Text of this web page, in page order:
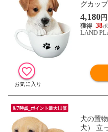
グカッ
ア 子犬
動物 ア
ニング
4,180円
38
LAND
8/7時点_ポイント最大11倍
犬の置
犬） 立